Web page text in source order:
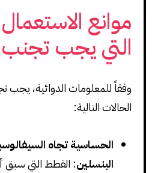
موانع
التي يجب تجنب
وفقاً للمعلومات الدوائية،
الحالات التالية:
الحساسية تجاه
البنسلين: القطط التي سبق